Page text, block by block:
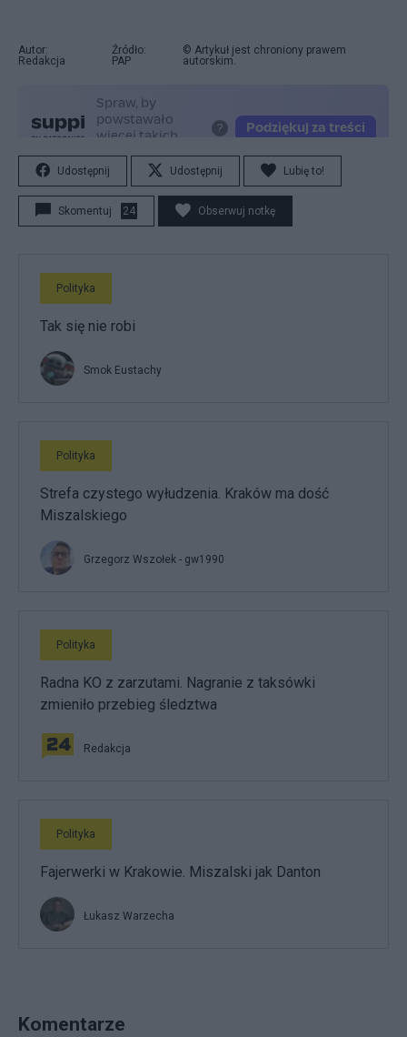
Autor:
Redakcja
Źródło:
PAP
© Artykuł jest chroniony prawem
autorskim.
Udostępnij Udostępnij Lubię to!
Skomentuj 24 Obserwuj notkę
Polityka
Tak się nie robi
Smok Eustachy
Polityka
Strefa czystego wyłudzenia. Kraków ma dość
Miszalskiego
Grzegorz Wszołek - gw1990
Polityka
Radna KO z zarzutami. Nagranie z taksówki
zmieniło przebieg śledztwa
Redakcja
Polityka
Fajerwerki w Krakowie. Miszalski jak Danton
Łukasz Warzecha
Komentarze